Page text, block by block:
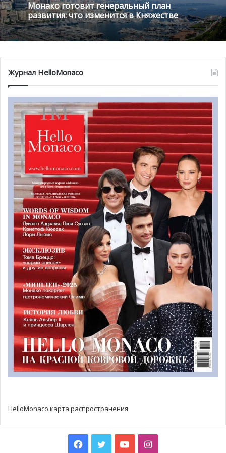
А тем временем баталии за и против ношения буркини
разворачиваются не только в суде и на политической
арене, но и на пляжах упомянутых коммун. Прокурор
Ниццы назначил расследование в среду 24 августа
касательно контроля полицейскими личности женщины,
окутанной покрывалом на пляже в Ницце, фотографии
которой облетели весь мир по сети Интернет на
минувшей неделе. Полицейское управление
одновременно пытается идентифицировать авторов
некоторых злобных посланий, побуждающих к
репрессиям против полицейских, которые были
размещены в социальных сетях. Интернет уподобляет
муниципальную полицию «Гестапо». Другой ему
отвечает, прося адрес полицейских, и сыплет угрозами в
их адрес. Всё это происходит в течение менее чем трех
месяцев после драмы в Magnanville недалеко от Парижа,
где экстремистами были застрелены полицейский и вся
его семья.
Монако готовит генеральный план
развития: что изменится в Княжестве
Журнал HelloMonaco
HelloMonaco карта распространения
Facebook
TwitterYouTubeInstagram